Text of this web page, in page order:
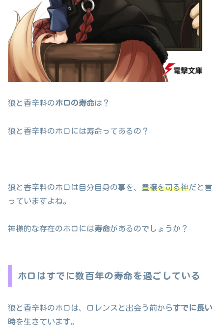
狼と香辛料のホロの寿命は？
狼と香辛料のホロには寿命ってあるの？
狼と香辛料のホロは自分自身の事を、 豊穣を司る神だと言
っていますよね。
神様的な存在のホロには寿命があるのでしょうか？
ホロはすでに数百年の寿命を過ごしている
狼と香辛料のホロは、ロレンスと出会う前からすでに長い
時を生きています。